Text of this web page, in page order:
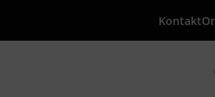
Kontakt
sökningen med söktermen